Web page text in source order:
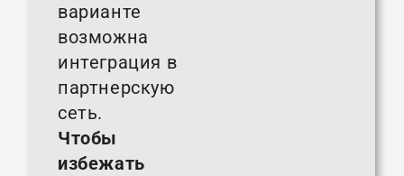
варианте
возможна
интеграция в
партнерскую
сеть.
Чтобы
избежать